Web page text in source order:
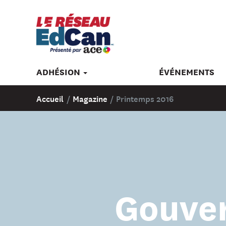
ADHÉSION ÉVÉNEMENTS
Accueil / Magazine / Printemps 2016